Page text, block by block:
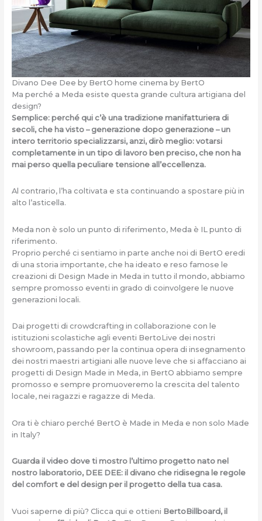
Divano Dee Dee by BertO home cinema by BertO
Ma perché a Meda esiste questa grande cultura artigiana del
design?
Semplice: perché qui c’è una tradizione manifatturiera di
secoli, che ha visto – generazione dopo generazione – un
intero territorio specializzarsi, anzi, dirò meglio: votarsi
completamente in un tipo di lavoro ben preciso, che non ha
mai perso quella peculiare tensione all’eccellenza.
Al contrario, l’ha coltivata e sta continuando a spostare più in
alto l’asticella.
Meda non è solo un punto di riferimento, Meda è IL punto di
riferimento.
Proprio perché ci sentiamo in parte anche noi di BertO eredi
di una storia importante, che ha ideato e reso famose le
creazioni di Design Made in Meda in tutto il mondo, abbiamo
sempre promosso eventi in grado di coinvolgere le nuove
generazioni locali.
Dai progetti di crowdcrafting in collaborazione con le
istituzioni scolastiche agli eventi BertoLive dei nostri
showroom, passando per la continua opera di insegnamento
dei nostri maestri artigiani alle nuove leve che si affacciano ai
progetti di Design Made in Meda, in BertO abbiamo sempre
promosso e sempre promuoveremo la crescita del talento
locale, nei ragazzi e ragazze di Meda.
Ora ti è chiaro perché BertO è Made in Meda e non solo Made
in Italy?
Guarda il video dove ti mostro l’ultimo progetto nato nel
nostro laboratorio, DEE DEE: il divano che ridisegna le regole
del comfort e del design per il progetto della tua casa.
Vuoi saperne di più? Clicca qui e ottieni BertoBillboard, il